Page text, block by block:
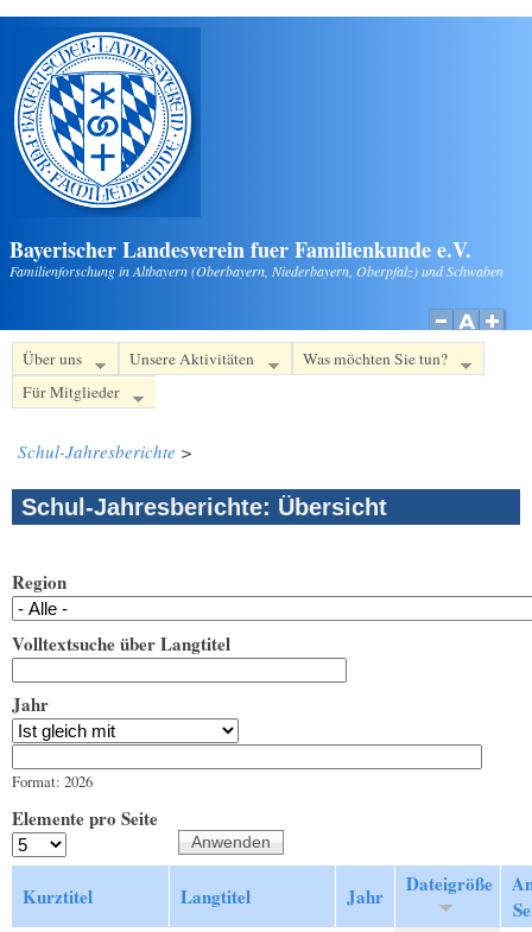
Direkt zum Inhalt
Bayerischer Landesverein fuer Familienkunde e.V.
Familienforschung in Altbayern (Oberbayern, Niederbayern, Oberpfalz) und Schwaben
Über uns Unsere Aktivitäten
Was möchten Sie tun?
Für Mitglieder
Schul-Jahresberichte >
Schul-Jahresberichte: Übersicht
Region
Volltextsuche über Langtitel
Jahr
Format: 2026
Elemente pro Seite
Kurztitel Langtitel Jahr Dateigröße